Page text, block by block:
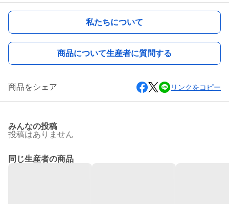
私たちについて
商品について生産者に質問する
商品をシェア リンクをコピー
みんなの投稿
投稿はありません
同じ生産者の商品